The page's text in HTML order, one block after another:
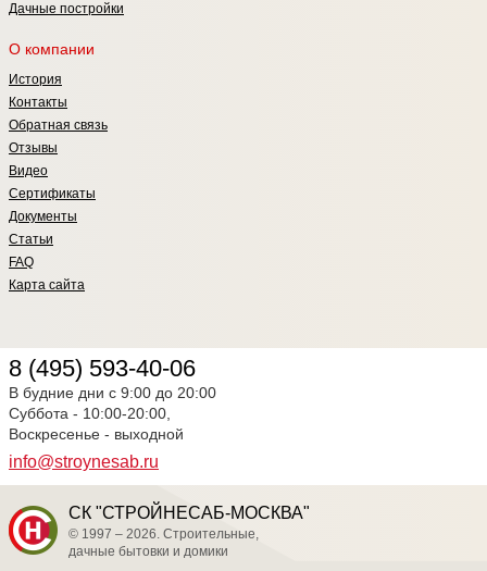
Дачные постройки
О компании
История
Контакты
Обратная связь
Отзывы
Видео
Сертификаты
Документы
Статьи
FAQ
Карта сайта
8 (495) 593-40-06
В будние дни с 9:00 до 20:00
Суббота - 10:00-20:00,
Воскресенье - выходной
info@stroynesab.ru
СК "СТРОЙНЕСАБ-МОСКВА"
© 1997 – 2026. Строительные,
дачные бытовки и домики